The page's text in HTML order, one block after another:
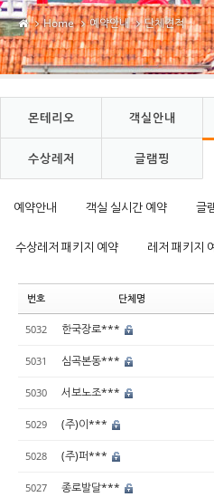
Home 예약안내 단체견적
몬테리오 객실안내
수상레저 글램핑
예약안내 객실 실시간 예약 글
수상레저 패키지 예약 레저 패키지
번호 단체명
5032 한국장로***
5031 심곡본동***
5030 서보노조***
5029 (주)이***
5028 (주)퍼***
5027 종로발달***